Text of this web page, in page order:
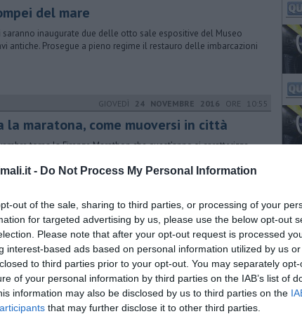
- Do Not Process My Personal Information
out of the sale, sharing to third parties, or processing of your
for targeted advertising by us, please use the below opt-out
Please note that after your opt-out request is processed
interest-based ads based on personal information utilized by us
to third parties prior to your opt-out. You may separately
of your personal information by third parties on the IAB’s list of
information may also be disclosed by us to third parties on the
that may further disclose it to other third parties.
del mare
saranno inaugurate due delle otto sale espositive del Museo
antiche. Prosegue a pieno regime il restauro delle imbarcazioni
GIOVEDÌ 24 NOVEMBRE 2016 ORE 10:55
la maratona, come muoversi in città
torna la Firenze Marathon che quest’anno si caratterizza
DOMENICA 26 GIUGNO 2016ORE 00:15
all'ultima spinta, vince Mezzogiorno
il Gioco del ponte é stato gara aperta fino all'ultimo.
vittorie a testa si arriva alla Nazionale